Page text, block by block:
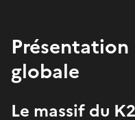
Présentation
globale
Le massif du